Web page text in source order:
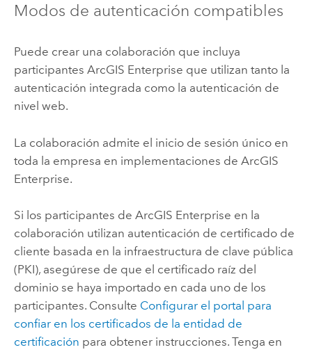
Modos de autenticación compatibles
Puede crear una colaboración que incluya
participantes ArcGIS Enterprise que utilizan tanto la
autenticación integrada como la autenticación de
nivel web.
La colaboración admite el inicio de sesión único en
toda la empresa en implementaciones de ArcGIS
Enterprise.
Si los participantes de ArcGIS Enterprise en la
colaboración utilizan autenticación de certificado de
cliente basada en la infraestructura de clave pública
(PKI), asegúrese de que el certificado raíz del
dominio se haya importado en cada uno de los
participantes. Consulte Configurar el portal para
confiar en los certificados de la entidad de
certificación para obtener instrucciones. Tenga en